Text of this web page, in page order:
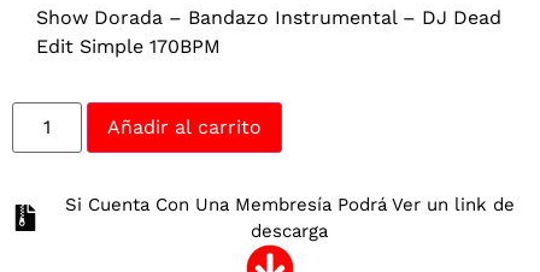
Show Dorada – Bandazo Instrumental – DJ Dead
Edit Simple 170BPM
Añadir al carrito
Si Cuenta Con Una Membresía Podrá Ver un link de
descarga